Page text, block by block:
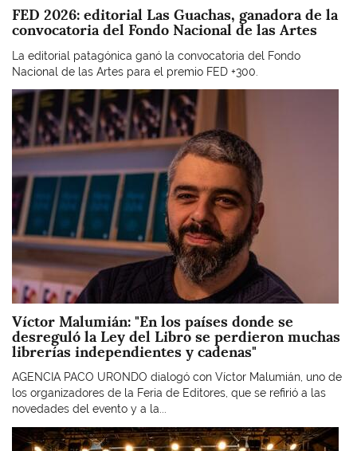
FED 2026: editorial Las Guachas, ganadora de la
convocatoria del Fondo Nacional de las Artes
La editorial patagónica ganó la convocatoria del Fondo
Nacional de las Artes para el premio FED +300.
Imagen
Víctor Malumián: "En los países donde se
desreguló la Ley del Libro se perdieron muchas
librerías independientes y cadenas"
AGENCIA PACO URONDO dialogó con Víctor Malumián, uno de
los organizadores de la Feria de Editores, que se refirió a las
novedades del evento y a la...
Imagen